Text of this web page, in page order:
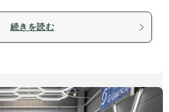
続きを読む